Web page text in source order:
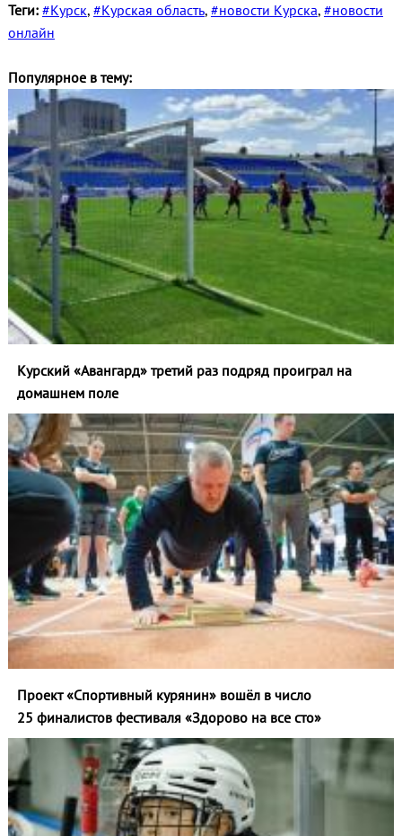
Теги: #Курск, #Курская область, #новости Курска, #новости
онлайн
Популярное в тему:
Курский «Авангард» третий раз подряд проиграл на
домашнем поле
Проект «Спортивный курянин» вошёл в число
25 финалистов фестиваля «Здорово на все сто»